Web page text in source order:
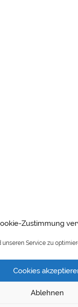
Zustimmung
Service zu
Cookies
Ablehnen